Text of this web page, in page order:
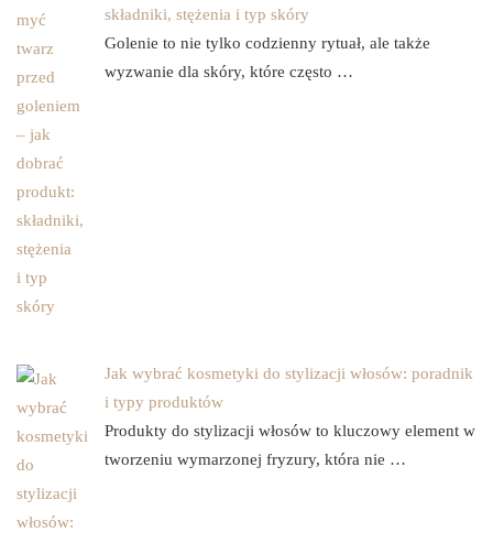
składniki, stężenia i typ skóry
Golenie to nie tylko codzienny rytuał, ale także
wyzwanie dla skóry, które często …
Jak wybrać kosmetyki do stylizacji włosów: poradnik
i typy produktów
Produkty do stylizacji włosów to kluczowy element w
tworzeniu wymarzonej fryzury, która nie …